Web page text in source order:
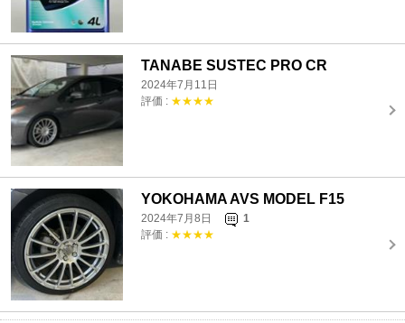
TANABE SUSTEC PRO CR
2024年7月11日
評価 : ★★★★
YOKOHAMA AVS MODEL F15
2024年7月8日
1
評価 : ★★★★